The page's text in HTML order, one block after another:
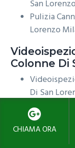
San
Pulizia
Lorenzo
Colonne Di
Di San
Di San
Colonne
CHIAMA ORA